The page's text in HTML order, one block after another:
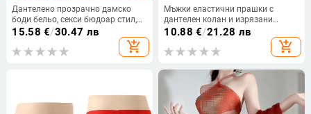
Дантелено прозрачно дамско
боди бельо, секси бюдоар стил,
флиртуващ едночастен модел
15.58 €/30.47 лв
add_shopping_cart
Мъжки еластични прашки с
дантелен колан и изрязани
панели
10.88 €/21.28 лв
add_shopping_cart